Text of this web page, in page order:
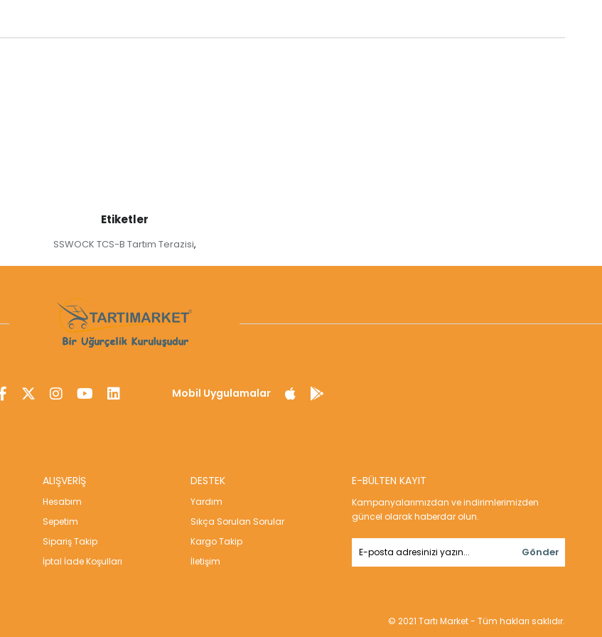
Etiketler
SSWOCK TCS-B Tartım Terazisi,
Mobil Uygulamalar
ALIŞVERİŞ
Hesabım
Sepetim
Sipariş Takip
İptal İade Koşulları
DESTEK
Yardım
Sıkça Sorulan Sorular
Kargo Takip
İletişim
E-BÜLTEN KAYIT
Kampanyalarımızdan ve indirimlerimizden
güncel olarak haberdar olun.
Gönder
© 2021 Tartı Market - Tüm hakları saklıdır.